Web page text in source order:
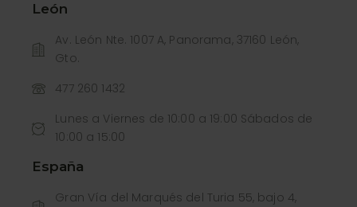
León
Av. León Nte. 1007 A, Panorama, 37160 León,
Gto.
477 260 1432
Lunes a Viernes de 10:00 a 19:00 Sábados de
10:00 a 15:00
España
Gran Vía del Marqués del Turia 55, bajo 4,